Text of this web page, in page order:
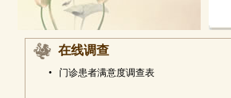
在线调查
• 门诊患者满意度调查表